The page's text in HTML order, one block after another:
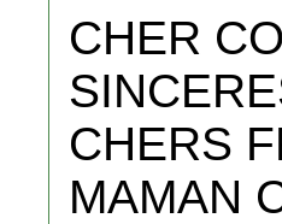
CHER
CHERS
MAMAN